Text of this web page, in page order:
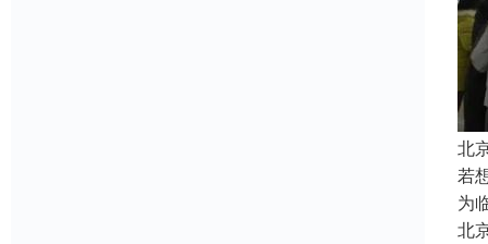
北
若
为
北